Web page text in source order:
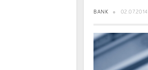
BANK 02.07.2014